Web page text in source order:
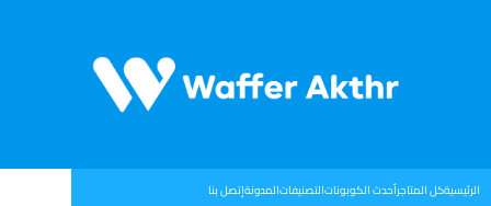
الرئيسيةكل المتاجرأحدث الكوبوناتالتصنيفاتالمدونةإتصل بنا